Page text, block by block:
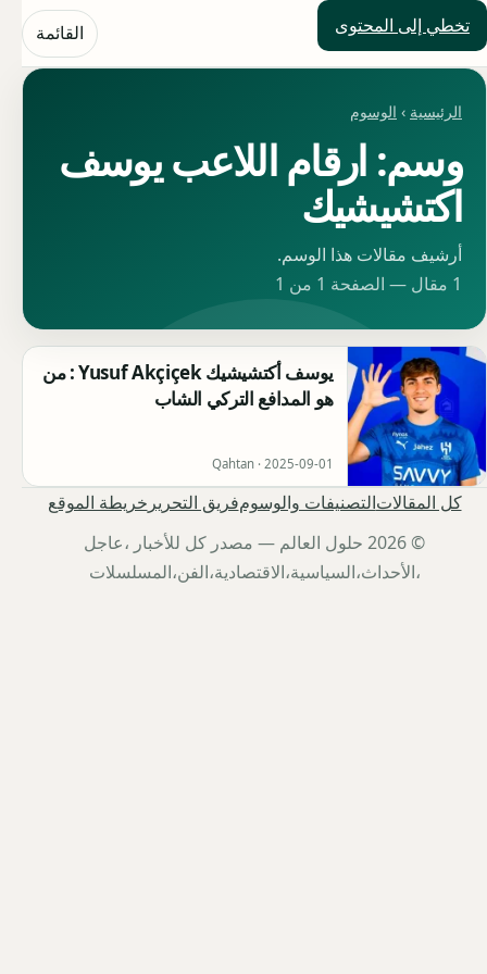
تخطي إلى المحتوى
حلول العالم القائمة
الرئيسية › الوسوم
وسم: ارقام اللاعب يوسف
اكتشيشيك
أرشيف مقالات هذا الوسم.
1 مقال — الصفحة 1 من 1
يوسف أكتشيشيك Yusuf Akçiçek : من
هو المدافع التركي الشاب
Qahtan · 2025-09-01
كل المقالاتالتصنيفات والوسومفريق التحرير خريطة الموقع
© 2026 حلول العالم — مصدر كل للأخبار ،عاجل
،الأحداث،السياسية،الاقتصادية،الفن،المسلسلات